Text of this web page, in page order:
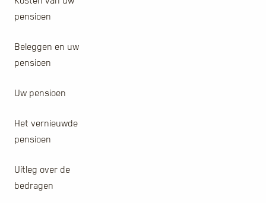
pensioen
Beleggen en uw
pensioen
Uw pensioen
Het vernieuwde
pensioen
Uitleg over de
bedragen